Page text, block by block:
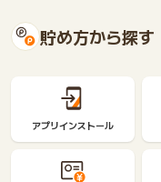
貯め方から探す
アプリインストール